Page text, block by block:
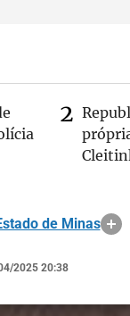
de Minas
2025 20:38